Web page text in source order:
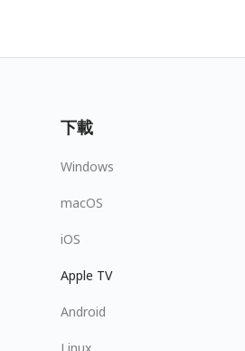
下載
Windows
macOS
iOS
Apple TV
Android